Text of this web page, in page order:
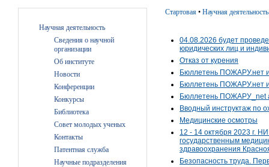
Научная деятельность
Сведения о научной
организации
Об институте
Новости
Конференции
Конкурсы
Библиотека
Совет молодых ученых
Контакты
Патентная служба
Научные подразделения
Стартовая • Научная деятельность
04.08.2026 будет
юридических лиц и
Отказ от курения
Бюллетень ПОЖАРУ.нет
Бюллетень ПОЖАРУ.нет
Бюллетень ПОЖАРУ_net
Вводный инструктаж по
Медицинские осмотры
12 - 14 октября 2023 г.
государственным
здравоохранения
Безопасность труда.